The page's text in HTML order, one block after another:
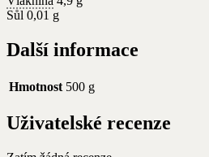
Sůl 0,01 g
Další informace
Hmotnost 500 g
Uživatelské recenze